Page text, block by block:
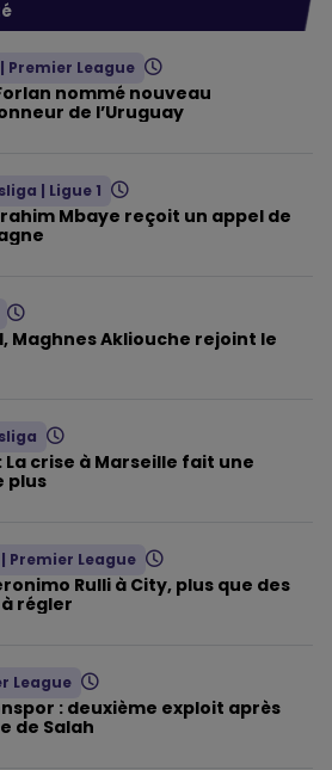
| Premier League
nommé nouveau
de l’Uruguay
| Ligue 1
Mbaye reçoit un appel de
Maghnes Akliouche rejoint le
: La crise à Marseille fait une
plus
| Premier League
Rulli à City, plus que des
régler
League
: deuxième exploit après
de Salah